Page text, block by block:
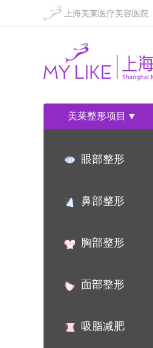
上海美莱医疗美容医院
美莱整形项目
眼部整形
鼻部整形
胸部整形
面部整形
吸脂减肥